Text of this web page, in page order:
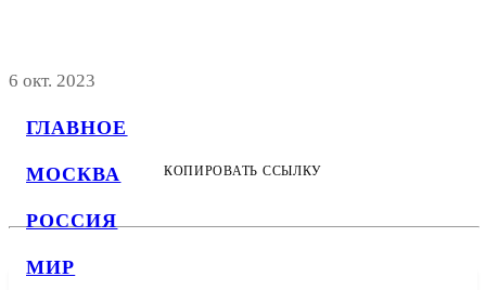
ГЛАВНОЕ
МОСКВА
РОССИЯ
МИР
6 окт. 2023
КОПИРОВАТЬ ССЫЛКУ